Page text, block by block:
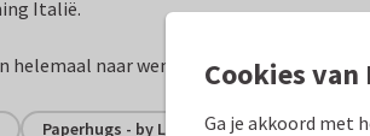
Italië.
helemaal naar wens aan te passen
Paperhugs - by Lidy Italië
Cookies
Ga je akkoord met